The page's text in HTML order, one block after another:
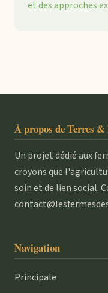
et des approches
À propos de Terres &
Un projet dédié aux
croyons que
soin et de lien social.
Navigation
Principale